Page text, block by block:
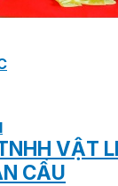
VẬT
CẦU